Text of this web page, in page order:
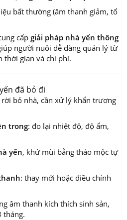
bất thường (âm thanh giảm, tổ
cấpgiải pháp nhà yến thông
người nuôi dễ dàng quản lý từ
thời gian và chi phí.
đã bỏ đi
bỏ nhà, cần xử lý khẩn trương
trong: đo lại nhiệt độ, độ ẩm,
yến, khử mùi bằng thảo mộc tự
: thay mới hoặc điều chỉnh
âm thanh kích thích sinh sản,
tháng.